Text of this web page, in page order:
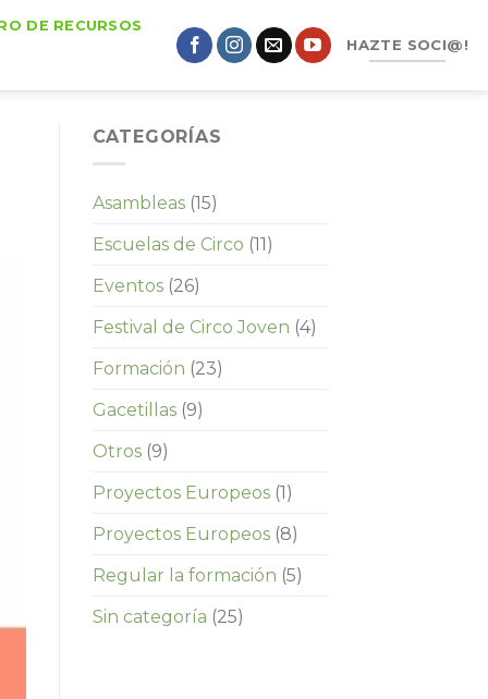
DE RECURSOS
HAZTE SOCI@!
CATEGORÍAS
Asambleas(15)
Escuelas de Circo (11)
Eventos(26)
Festival de Circo Joven (4)
Formación (23)
Gacetillas(9)
Otros(9)
Proyectos Europeos(1)
Proyectos Europeos(8)
Regular la formación (5)
Sin categoría (25)